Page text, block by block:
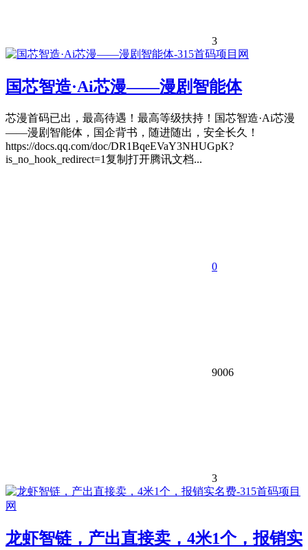
3
国芯智造·Ai芯漫——漫剧智能体
芯漫首码已出，最高待遇！最高等级扶持！国芯智造·Ai芯漫
——漫剧智能体，国企背书，随进随出，安全长久！
https://docs.qq.com/doc/DR1BqeEVaY3NHUGpK?
is_no_hook_redirect=1复制打开腾讯文档...
0
9006
3
龙虾智链，产出直接卖，4米1个，报销实